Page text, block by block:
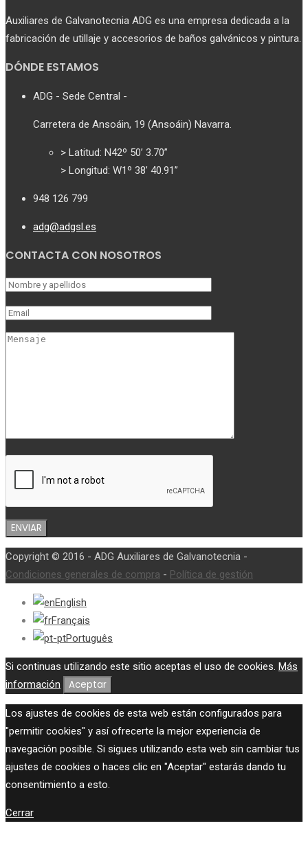
Auxiliares de Galvanotecnia ADG es una empresa dedicada a la
fabricación de utillaje y accesorios de baños galvánicos y pintura.
DÓNDE ESTAMOS
ADG - Sede Central -
Carretera de Ansoáin, 19 (Ansoáin) Navarra.
> Latitud: N42º 50’ 3.70’’
> Longitud: W1º 38’ 40.91’’
948 126 799
adg@adgsl.es
CONTACTA CON NOSOTROS
Copyright © 2016 - ADG Auxiliares de Galvanotecnia -
Condiciones generales de compra - Política de gestión
English
Français
Português
Si continuas utilizando este sitio aceptas el uso de cookies. Más
información
Aceptar
Los ajustes de cookies de esta web están configurados para
"permitir cookies" y así ofrecerte la mejor experiencia de
navegación posible. Si sigues utilizando esta web sin cambiar tus
ajustes de cookies o haces clic en "Aceptar" estarás dando tu
consentimiento a esto.
Cerrar